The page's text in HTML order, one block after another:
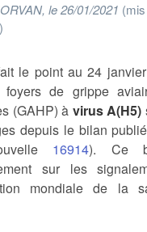
le 26/01/2021
le point au 24
foyers de grippe
(GAHP) à virus A(H5)
depuis le bilan
16914). Ce
sur les
mondiale de la